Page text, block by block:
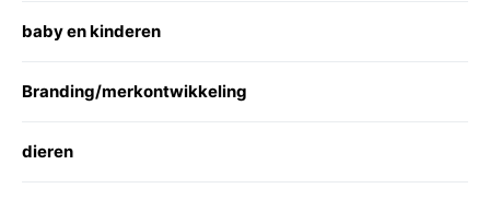
baby en kinderen
Branding/merkontwikkeling
dieren